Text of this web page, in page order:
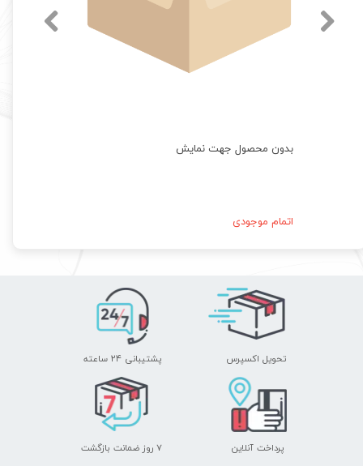
بدون محصول جهت نمایش
اتمام موجودی
تحویل اکسپرس پشتیبانی ۲۴ ساعته
پرداخت آنلاین ۷ روز ضمانت بازگشت